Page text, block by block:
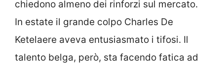
chiedono almeno dei rinforzi sul mercato.
In estate il grande colpo Charles De
Ketelaere aveva entusiasmato i tifosi. Il
talento belga, però, sta facendo fatica ad